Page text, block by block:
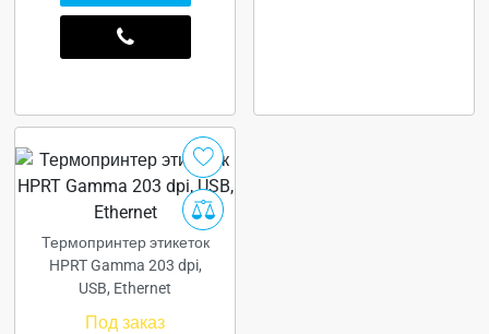
Термопринтер этикеток
HPRT Gamma 203 dpi,
USB, Ethernet
Под заказ